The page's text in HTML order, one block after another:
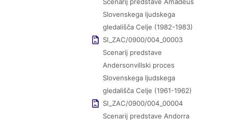
Scenarij predstave Amadeus
Slovenskega ljudskega
gledališča Celje (1982-1983)
SI_ZAC/0900/004_00003
Scenarij predstave
Andersonvillski proces
Slovenskega ljudskega
gledališča Celje (1961-1962)
SI_ZAC/0900/004_00004
Scenarij predstave Andorra